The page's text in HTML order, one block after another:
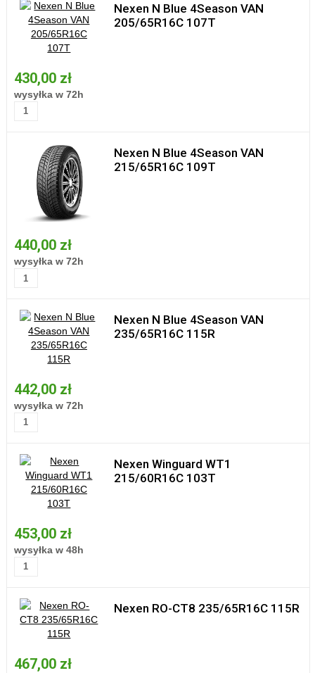
Nexen N Blue 4Season VAN
205/65R16C 107T
430,00 zł
wysyłka w 72h
Nexen N Blue 4Season VAN
215/65R16C 109T
440,00 zł
wysyłka w 72h
Nexen N Blue 4Season VAN
235/65R16C 115R
442,00 zł
wysyłka w 72h
Nexen Winguard WT1
215/60R16C 103T
453,00 zł
wysyłka w 48h
Nexen RO-CT8 235/65R16C 115R
467,00 zł